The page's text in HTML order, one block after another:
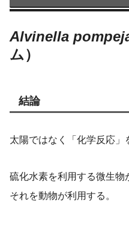
Alvinella
ム）
結論
太陽ではなく「化学反応」
硫化水素を利用する微生物
それを動物が利用する。